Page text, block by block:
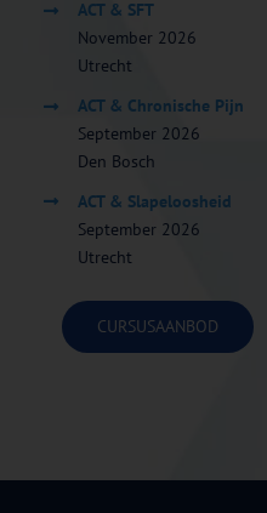
ACT & SFT
November 2026
Utrecht
ACT & Chronische Pijn
September 2026
Den Bosch
ACT & Slapeloosheid
September 2026
Utrecht
CURSUSAANBOD